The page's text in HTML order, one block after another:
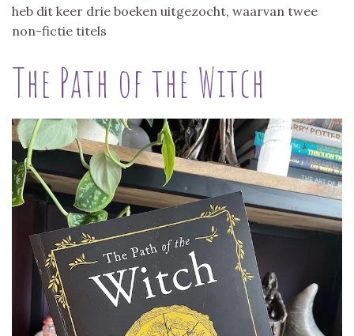
heb dit keer drie boeken uitgezocht, waarvan twee
non-fictie titels
The Path of the Witch